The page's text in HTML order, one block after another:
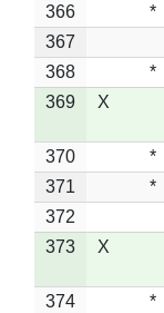
366
*
367
368
*
369
X
370 *
371
*
372
373
X
374 *